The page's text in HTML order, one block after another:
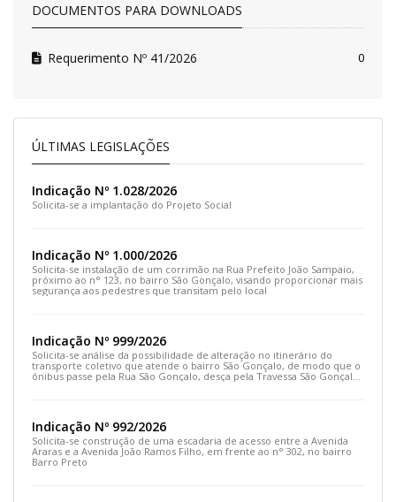
DOCUMENTOS PARA DOWNLOADS
Requerimento Nº 41/2026 0
ÚLTIMAS LEGISLAÇÕES
Indicação Nº 1.028/2026
Solicita-se a implantação do Projeto Social
Indicação Nº 1.000/2026
Solicita-se instalação de um corrimão na Rua Prefeito João Sampaio,
próximo ao n° 123, no bairro São Gonçalo, visando proporcionar mais
segurança aos pedestres que transitam pelo local
Indicação Nº 999/2026
Solicita-se análise da possibilidade de alteração no itinerário do
transporte coletivo que atende o bairro São Gonçalo, de modo que o
ônibus passe pela Rua São Gonçalo, desça pela Travessa São Gonçalo
Indicação Nº 992/2026
Solicita-se construção de uma escadaria de acesso entre a Avenida
Araras e a Avenida João Ramos Filho, em frente ao n° 302, no bairro
Barro Preto